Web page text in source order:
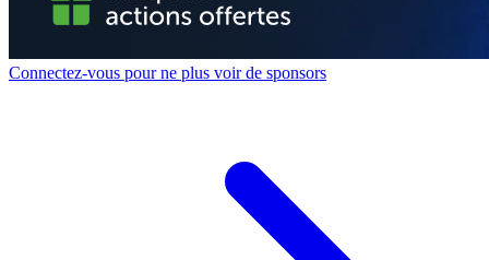
Connectez-vous pour ne plus voir de sponsors